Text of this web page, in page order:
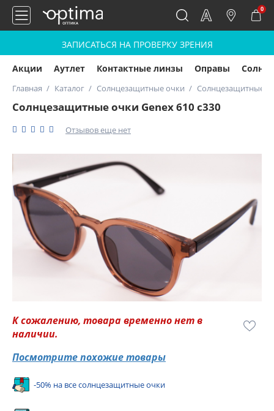
0
ЗАПИСАТЬСЯ НА ПРОВЕРКУ ЗРЕНИЯ
Акции Аутлет Контактные линзы Оправы
Главная Каталог Солнцезащитные очки Солнцезащитные
Солнцезащитные очки Genex 610 с330
Отзывов еще нет
К сожалению, товара временно нет в
наличии.
Посмотрите похожие товары
-50% на все солнцезащитные очки